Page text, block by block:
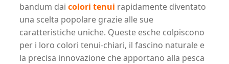
Brandy)
3,8mm
quantità
bandum dai colori tenui rapidamente diventato
una scelta popolare grazie alle sue
caratteristiche uniche. Queste esche colpiscono
per i loro colori tenui-chiari, il fascino naturale e
la precisa innovazione che apportano alla pesca